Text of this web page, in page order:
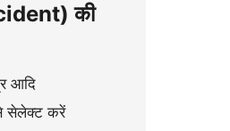
की
आदि
सेलेक्ट करें